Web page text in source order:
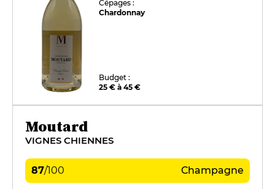
Cépages :
Chardonnay
Budget :
25 € à 45 €
Moutard
VIGNES CHIENNES
87/100 Champagne